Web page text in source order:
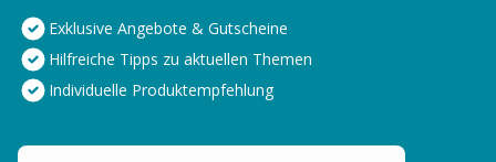
Exklusive Angebote & Gutscheine
Hilfreiche Tipps zu aktuellen Themen
Individuelle Produktempfehlung
Deine E-Mail Adresse